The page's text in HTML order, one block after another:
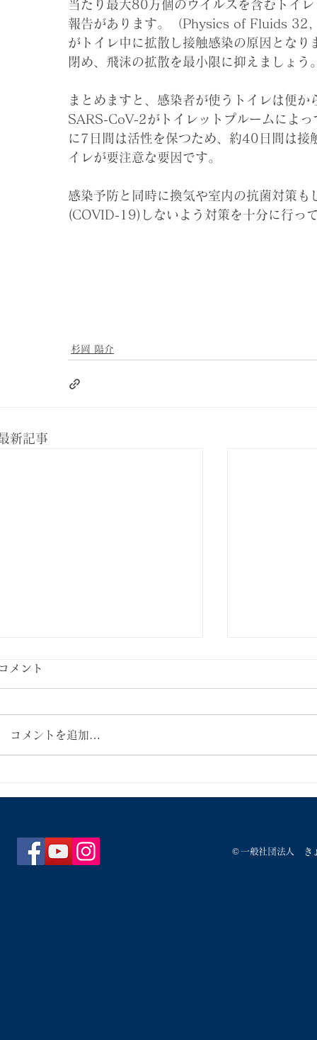
当たり最大80万個のウイルスを含むトイ
報告があります。（Physics of Fluids
がトイレ中に拡散し接触感染の原因とな
閉め、飛沫の拡散を最小限に抑えましょう
まとめますと、感染者が使うトイレは便
SARS-CoV-2がトイレットプルームによ
に7日間は活性を保つため、約40日間は接
イレが要注意な要因です。
感染予防と同時に換気や室内の抗菌対策
(COVID-19)しないよう対策を十分に行っ
杉岡 陽介
新記事
が終了し第5
ウ...
メント
コメントを追加…
©一般社団法人 き